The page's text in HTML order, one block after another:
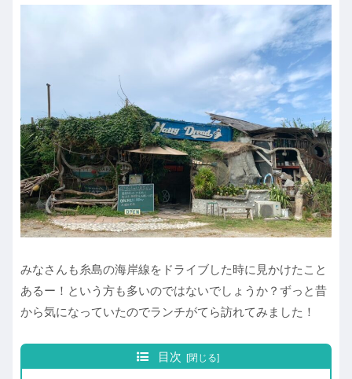
みなさんも糸島の海岸線をドライブした時に見かけたこと
あるー！という方も多いのではないでしょうか？ずっと昔
から気になっていたのでランチがてら訪れてみました！
目次